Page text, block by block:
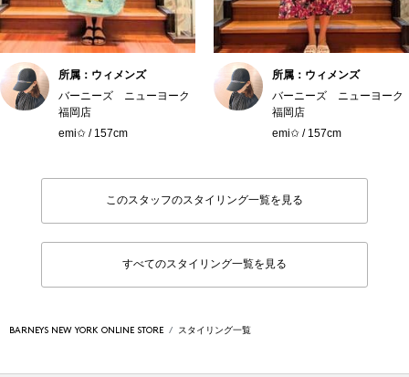
所属：ウィメンズ
バーニーズ ニューヨーク
福岡店
emi✩ / 157cm
所属：ウィメンズ
バーニーズ ニューヨーク
福岡店
emi✩ / 157cm
このスタッフのスタイリング一覧を見る
すべてのスタイリング一覧を見る
BARNEYS NEW YORK ONLINE STORE スタイリング一覧